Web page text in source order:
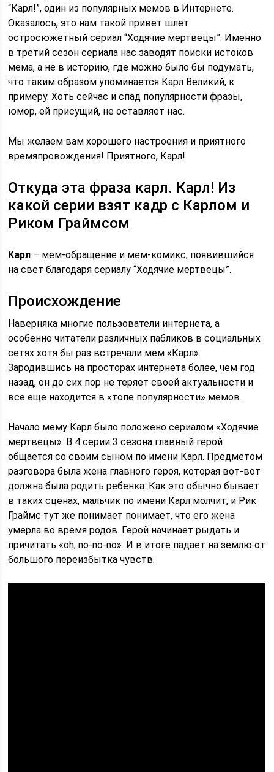
“Карл!”, один из популярных мемов в Интернете.
Оказалось, это нам такой привет шлет
остросюжетный сериал “Ходячие мертвецы”. Именно
в третий сезон сериала нас заводят поиски истоков
мема, а не в историю, где можно было бы подумать,
что таким образом упоминается Карл Великий, к
примеру. Хоть сейчас и спад популярности фразы,
юмор, ей присущий, не оставляет нас.
Мы желаем вам хорошего настроения и приятного
времяпровождения! Приятного, Карл!
Откуда эта фраза карл. Карл! Из
какой серии взят кадр с Карлом и
Риком Граймсом
Карл – мем-обращение и мем-комикс, появившийся
на свет благодаря сериалу “Ходячие мертвецы”.
Происхождение
Наверняка многие пользователи интернета, а
особенно читатели различных пабликов в социальных
сетях хотя бы раз встречали мем «Карл».
Зародившись на просторах интернета более, чем год
назад, он до сих пор не теряет своей актуальности и
все еще находится в «топе популярности» мемов.
Начало мему Карл было положено сериалом «Ходячие
мертвецы». В 4 серии 3 сезона главный герой
общается со своим сыном по имени Карл. Предметом
разговора была жена главного героя, которая вот-вот
должна была родить ребенка. Как это обычно бывает
в таких сценах, мальчик по имени Карл молчит, и Рик
Граймс тут же понимает понимает, что его жена
умерла во время родов. Герой начинает рыдать и
причитать «oh, no-no-no». И в итоге падает на землю от
большого переизбытка чувств.